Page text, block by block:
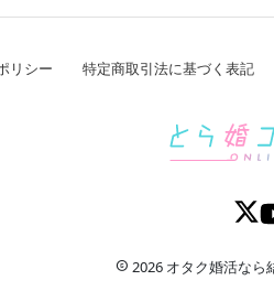
リシー 特定商取引法に基づく表記
copyright 2026 オタク婚活なら